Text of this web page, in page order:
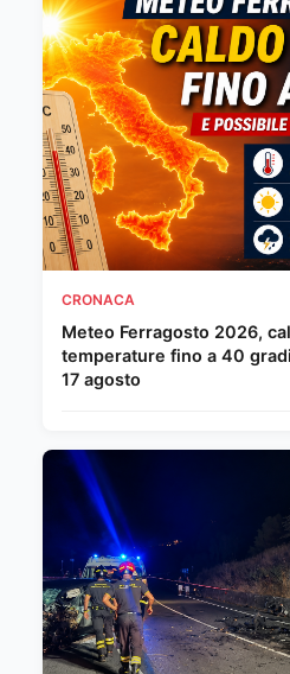
CRONACA
Meteo Ferragosto 2026,
temperature fino a 40
17 agosto